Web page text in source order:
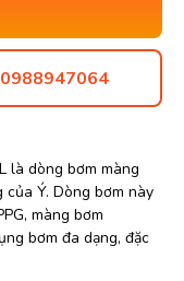
0988947064
là dòng bơm màng
Ý. Dòng bơm này
màng bơm
bơm đa dạng, đặc